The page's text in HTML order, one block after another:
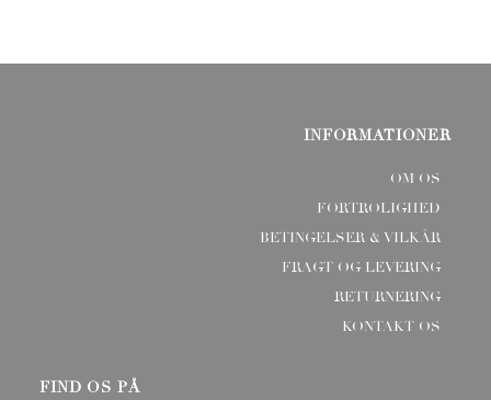
INFORMATIONER
OM OS
FORTROLIGHED
BETINGELSER & VILKÅR
FRAGT OG LEVERING
RETURNERING
KONTAKT OS
FIND OS PÅ